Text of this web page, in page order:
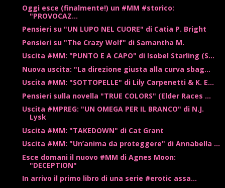
Oggi esce (finalmente!) un #MM #storico:
"PROVOCAZ...
Pensieri su "UN LUPO NEL CUORE" di Catia P. Bright
Pensieri su "The Crazy Wolf" di Samantha M.
Uscita #MM: "PUNTO E A CAPO" di Isobel Starling (S...
Nuova uscita: "La direzione giusta alla curva sbag...
Uscita #MM: "SOTTOPELLE" di Lily Carpenetti & K. E...
Pensieri sulla novella "TRUE COLORS" (Elder Races ...
Uscita #MPREG: "UN OMEGA PER IL BRANCO" di N.J.
Lysk
Uscita #MM: "TAKEDOWN" di Cat Grant
Uscita #MM: "Un’anima da proteggere" di Annabella ...
Esce domani il nuovo #MM di Agnes Moon:
"DECEPTION"
In arrivo il primo libro di una serie #erotic assa...